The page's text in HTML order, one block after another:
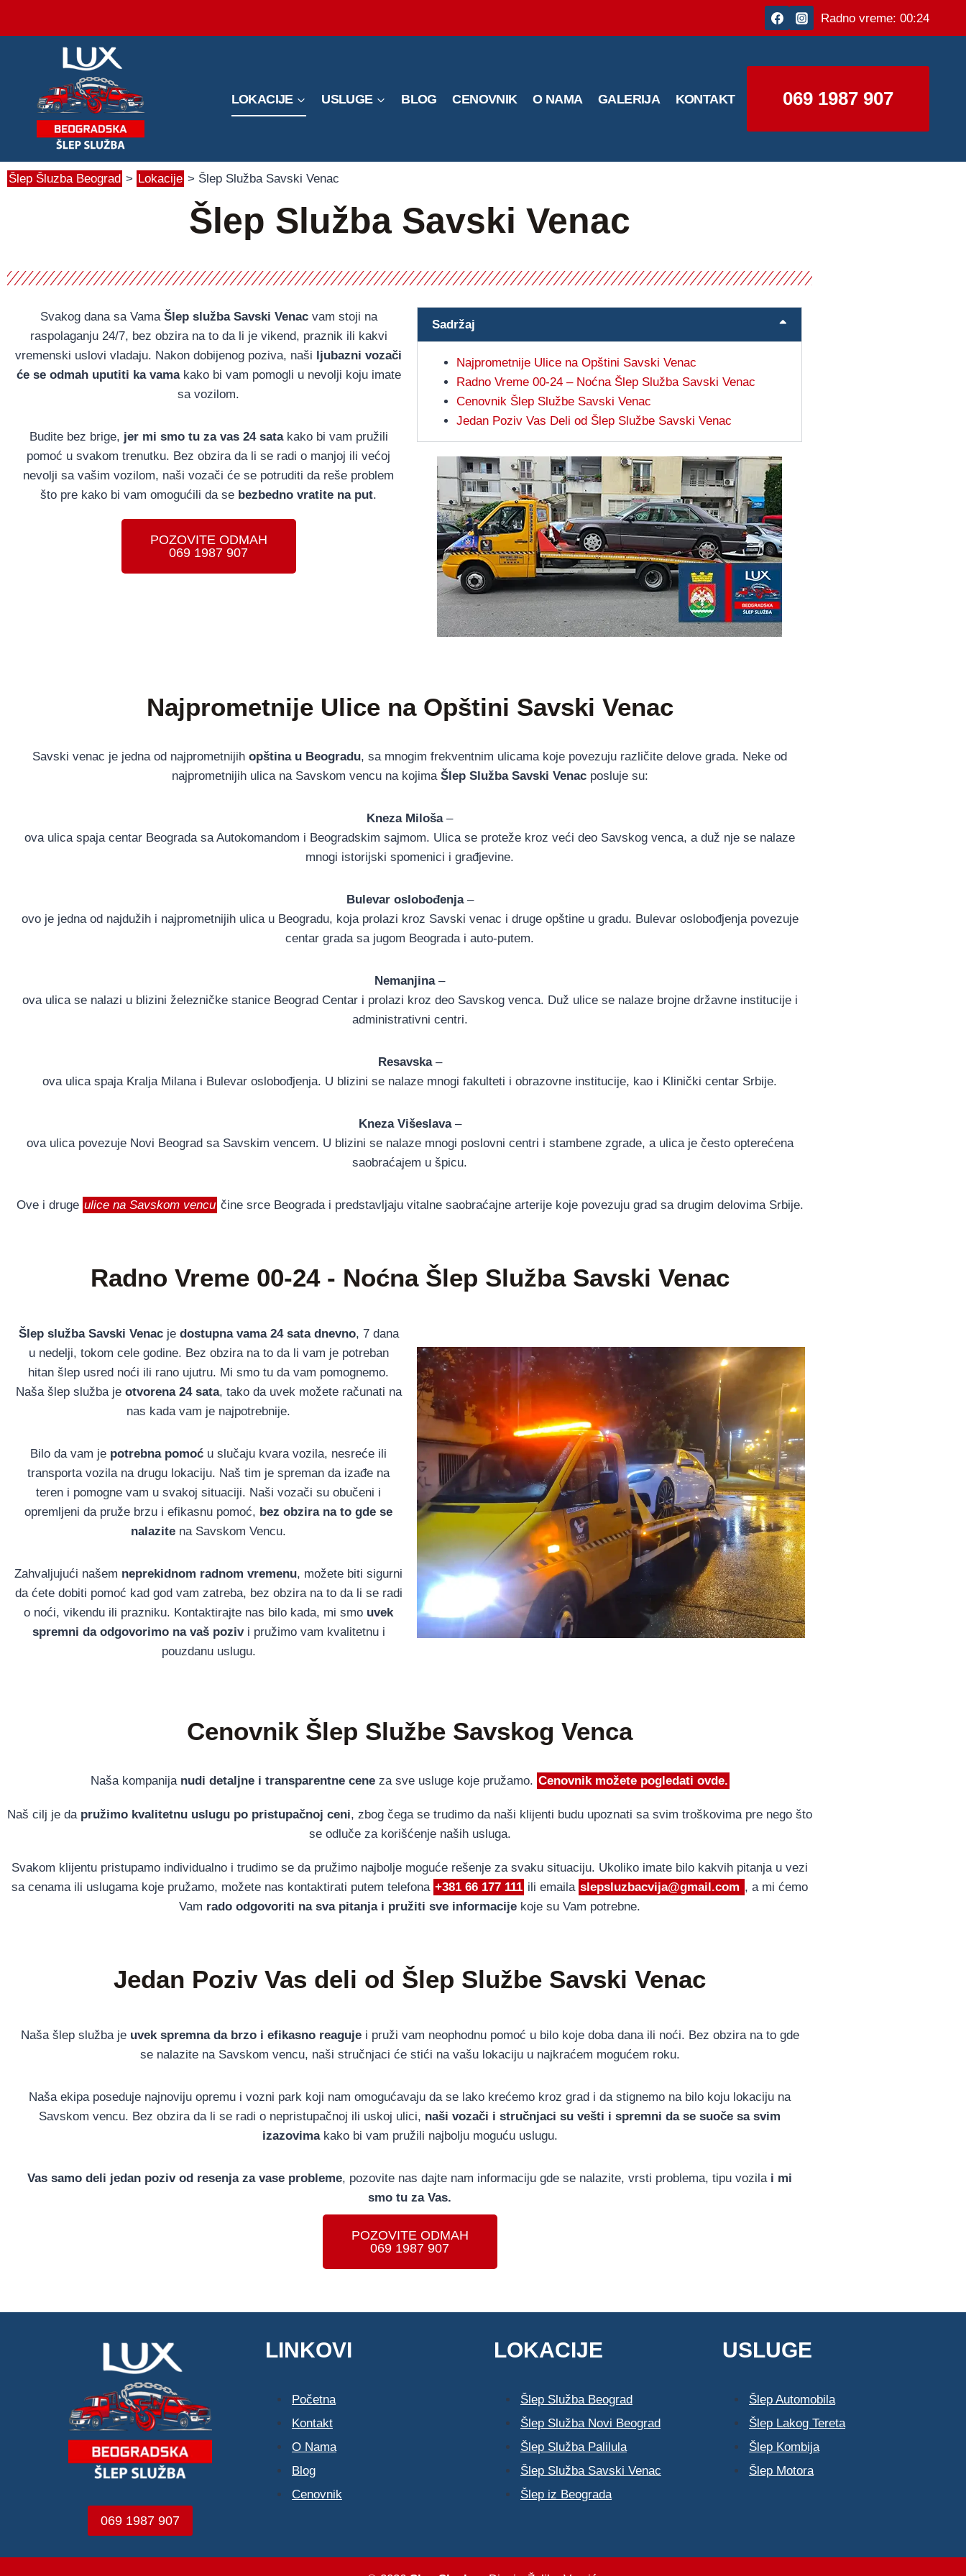
Radno vreme: 00:24
LOKACIJE USLUGE BLOG CENOVNIK O NAMA GALERIJA KONTAKT 069 1987 907
Šlep Šluzba Beograd > Lokacije > Šlep Služba Savski Venac
Šlep Služba Savski Venac
Svakog dana sa VamaŠlep služba Savski Venacvam stoji na
raspolaganju 24/7, bez obzira na to da li je vikend, praznik ili kakvi
vremenski uslovi vladaju. Nakon dobijenog poziva, naši ljubazni vozači
će se odmah uputiti ka vamakako bi vam pomogli u nevolji koju imate
sa vozilom.
Budite bez brige, jer mi smo tu za vas 24 sata kako bi vam pružili
pomoć u svakom trenutku. Bez obzira da li se radi o manjoj ili većoj
nevolji sa vašim vozilom, naši vozači će se potruditi da reše problem
što pre kako bi vam omogućili da se bezbedno vratite na put.
POZOVITE ODMAH
069 1987 907
Sadržaj
Najprometnije Ulice na Opštini Savski Venac
Radno Vreme 00-24 – Noćna Šlep Služba Savski Venac
Cenovnik Šlep Službe Savski Venac
Jedan Poziv Vas Deli od Šlep Službe Savski Venac
Najprometnije Ulice na Opštini Savski Venac
Savski venac je jedna od najprometnijih opština u Beogradu, sa mnogim frekventnim ulicama koje povezuju različite delove grada. Neke od
najprometnijih ulica na Savskom vencu na kojima Šlep Služba Savski Venacposluje su:
Kneza Miloša–
ova ulica spaja centar Beograda sa Autokomandom i Beogradskim sajmom. Ulica se proteže kroz veći deo Savskog venca, a duž nje se nalaze
mnogi istorijski spomenici i građjevine.
Bulevar oslobođenja–
ovo je jedna od najdužih i najprometnijih ulica u Beogradu, koja prolazi kroz Savski venac i druge opštine u gradu. Bulevar oslobođjenja povezuje
centar grada sa jugom Beograda i auto-putem.
Nemanjina –
ova ulica se nalazi u blizini železničke stanice Beograd Centar i prolazi kroz deo Savskog venca. Duž ulice se nalaze brojne državne institucije i
administrativni centri.
Resavska–
ova ulica spaja Kralja Milana i Bulevar oslobođjenja. U blizini se nalaze mnogi fakulteti i obrazovne institucije, kao i Klinički centar Srbije.
Kneza Višeslava–
ova ulica povezuje Novi Beograd sa Savskim vencem. U blizini se nalaze mnogi poslovni centri i stambene zgrade, a ulica je često opterećena
saobraćajem u špicu.
Ove i druge ulice na Savskom vencu čine srce Beograda i predstavljaju vitalne saobraćajne arterije koje povezuju grad sa drugim delovima Srbije.
Radno Vreme 00-24 - Noćna Šlep Služba Savski Venac
Šlep služba Savski Venacje dostupna vama 24 sata dnevno, 7 dana
u nedelji, tokom cele godine. Bez obzira na to da li vam je potreban
hitan šlep usred noći ili rano ujutru. Mi smo tu da vam pomognemo.
Naša šlep služba jeotvorena 24 sata, tako da uvek možete računati na
nas kada vam je najpotrebnije.
Bilo da vam je potrebna pomoć u slučaju kvara vozila, nesreće ili
transporta vozila na drugu lokaciju. Naš tim je spreman da izađe na
teren i pomogne vam u svakoj situaciji. Naši vozači su obučeni i
opremljeni da pruže brzu i efikasnu pomoć, bez obzira na to gde se
nalazite na Savskom Vencu.
Zahvaljujući našem neprekidnom radnom vremenu, možete biti sigurni
da ćete dobiti pomoć kad god vam zatreba, bez obzira na to da li se radi
o noći, vikendu ili prazniku. Kontaktirajte nas bilo kada, mi smo uvek
spremni da odgovorimo na vaš pozivi pružimo vam kvalitetnu i
pouzdanu uslugu.
Cenovnik Šlep Službe Savskog Venca
Naša kompanija nudi detaljne i transparentne ceneza sve usluge koje pružamo. Cenovnik možete pogledati ovde.
Naš cilj je da pružimo kvalitetnu uslugu po pristupačnoj ceni, zbog čega se trudimo da naši klijenti budu upoznati sa svim troškovima pre nego što
se odluče za korišćenje naših usluga.
Svakom klijentu pristupamo individualno i trudimo se da pružimo najbolje moguće rešenje za svaku situaciju. Ukoliko imate bilo kakvih pitanja u vezi
sa cenama ili uslugama koje pružamo, možete nas kontaktirati putem telefona +381 66 177 111 ili emaila slepsluzbacvija@gmail.com , a mi ćemo
Vam rado odgovoriti na sva pitanja i pružiti sve informacije koje su Vam potrebne.
Jedan Poziv Vas deli od Šlep Službe Savski Venac
Naša šlep služba je uvek spremna da brzo i efikasno reagujei pruži vam neophodnu pomoć u bilo koje doba dana ili noći. Bez obzira na to gde
se nalazite na Savskom vencu, naši stručnjaci će stići na vašu lokaciju u najkraćem mogućem roku.
Naša ekipa poseduje najnoviju opremu i vozni park koji nam omogućavaju da se lako krećemo kroz grad i da stignemo na bilo koju lokaciju na
Savskom vencu. Bez obzira da li se radi o nepristupačnoj ili uskoj ulici, naši vozači i stručnjaci su vešti i spremni da se suoče sa svim
izazovimakako bi vam pružili najbolju moguću uslugu.
Vas samo deli jedan poziv od resenja za vase probleme, pozovite nas dajte nam informaciju gde se nalazite, vrsti problema, tipu vozila i mi
smo tu za Vas.
POZOVITE ODMAH
069 1987 907
069 1987 907
LINKOVI
Početna
Kontakt
O Nama
Blog
Cenovnik
LOKACIJE
Šlep Služba Beograd
Šlep Služba Novi Beograd
Šlep Služba Palilula
Šlep Služba Savski Venac
Šlep iz Beograda
USLUGE
Šlep Automobila
Šlep Lakog Tereta
Šlep Kombija
Šlep Motora